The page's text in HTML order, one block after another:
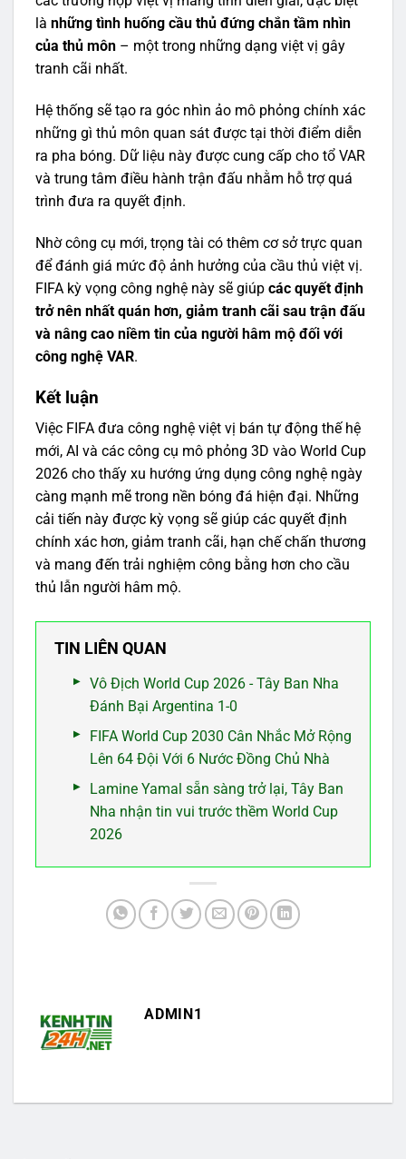
là những tình huống cầu thủ đứng chắn tầm nhìn
của thủ môn – một trong những dạng việt vị gây
tranh cãi nhất.
Hệ thống sẽ tạo ra góc nhìn ảo mô phỏng chính xác
những gì thủ môn quan sát được tại thời điểm diễn
ra pha bóng. Dữ liệu này được cung cấp cho tổ VAR
và trung tâm điều hành trận đấu nhằm hỗ trợ quá
trình đưa ra quyết định.
Nhờ công cụ mới, trọng tài có thêm cơ sở trực quan
để đánh giá mức độ ảnh hưởng của cầu thủ việt vị.
FIFA kỳ vọng công nghệ này sẽ giúp các quyết định
trở nên nhất quán hơn, giảm tranh cãi sau trận đấu
và nâng cao niềm tin của người hâm mộ đối với
công nghệ VAR.
Kết luận
Việc FIFA đưa công nghệ việt vị bán tự động thế hệ
mới, AI và các công cụ mô phỏng 3D vào World Cup
2026 cho thấy xu hướng ứng dụng công nghệ ngày
càng mạnh mẽ trong nền bóng đá hiện đại. Những
cải tiến này được kỳ vọng sẽ giúp các quyết định
chính xác hơn, giảm tranh cãi, hạn chế chấn thương
và mang đến trải nghiệm công bằng hơn cho cầu
thủ lẫn người hâm mộ.
TIN LIÊN QUAN
Vô Địch World Cup 2026 - Tây Ban Nha
Đánh Bại Argentina 1-0
FIFA World Cup 2030 Cân Nhắc Mở Rộng
Lên 64 Đội Với 6 Nước Đồng Chủ Nhà
Lamine Yamal sẵn sàng trở lại, Tây Ban
Nha nhận tin vui trước thềm World Cup
2026
ADMIN1